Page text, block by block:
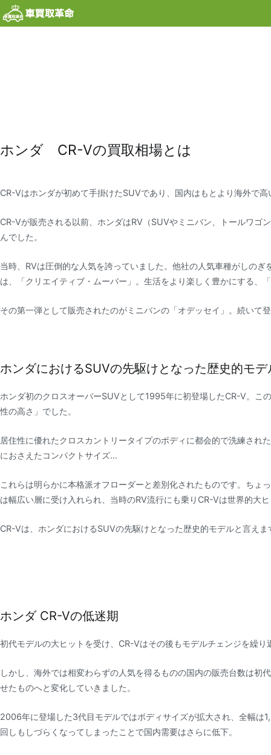
ホンダ CR-Vの買取相場とは
CR-Vはホンダが初めて手掛けたSUVであり、国内はもとより海外で
CR-Vが販売される以前、ホンダはRV（SUVやミニバン、トールワゴ
んでした。
当時、RVは圧倒的な人気を誇っていました。他社の人気車種がしの
は、「クリエイティブ・ムーバー」。生活をより楽しく豊かにする、
その第一弾として販売されたのがミニバンの「オデッセイ」。続いて
ホンダにおけるSUVの先駆けとなった歴史的モデ
ホンダ初のクロスオーバーSUVとして1995年に初登場したCR-V。こ
性の高さ」でした。
居住性に優れたクロスカントリータイプのボディに都会的で洗練さ
におさえたコンパクトサイズ…
これらは明らかに本格派オフローダーと差別化されたものです。ちょ
は幅広い層に受け入れられ、当時のRV流行にも乗りCR-Vは世界的大
CR-Vは、ホンダにおけるSUVの先駆けとなった歴史的モデルと言えま
ホンダ CR-Vの低迷期
初代モデルの大ヒットを受け、CR-Vはその後もモデルチェンジを繰り
しかし、海外では相変わらずの人気を得るものの国内の販売台数は初
せたものへと変化していきました。
2006年に登場した3代目モデルではボディサイズが拡大され、全幅
回しもしづらくなってしまったことで国内需要はさらに低下。